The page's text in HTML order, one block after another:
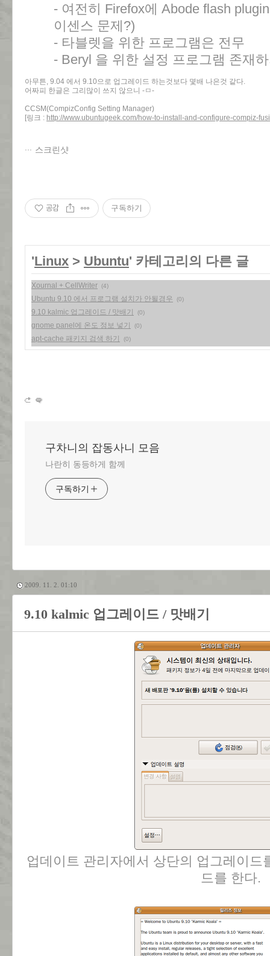
- 여전히 Firefox에 Abode flash
이센스 문제?)
- 타블렛을 위한 프로그램은 전무
- Beryl 을 위한 설정 프로그램 존재
아무튼, 9.04 에서 9.10으로 업그레이드 하는것보다 몇배 나은것 같다.
어짜피 한글은 그리많이 쓰지 않으니 -ㅁ-
CCSM(CompizConfig Setting Manager)
[링크 : http://www.ubuntugeek.com/how-to-install-and-configure-compiz-
스크린샷
공감 구독하기
'Linux > Ubuntu' 카테고리의 다른 글
Xournal + CellWriter (4)
Ubuntu 9.10 에서 프로그램 설치가 안될경우 (0)
9.10 kalmic 업그레이드 / 맛배기 (0)
gnome panel에 온도 정보 넣기 (0)
apt-cache 패키지 검색 하기 (0)
구차니의 잡동사니 모음
나란히 동등하게 함께
구독하기
2009. 11. 2. 01:10
9.10 kalmic 업그레이드 / 맛배기
업데이트 관리자에서 상단의 업그레이드
드를 한다.